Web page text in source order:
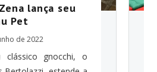
lança seu
Pet
de 2022
clássico gnocchi, o